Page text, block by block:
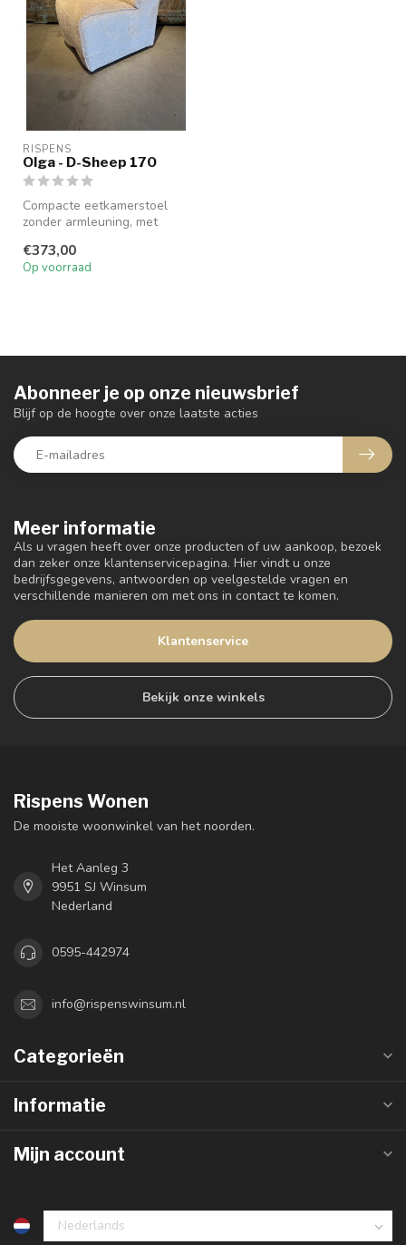
RISPENS
Olga - D-Sheep 170
Compacte eetkamerstoel
zonder armleuning, met
Uitgevoerd in...
€373,00
Op voorraad
Meer informatie
Als u vragen heeft over onze producten of uw aankoop, bezoek
dan zeker onze klantenservicepagina. Hier vindt u onze
bedrijfsgegevens, antwoorden op veelgestelde vragen en
verschillende manieren om met ons in contact te komen.
Klantenservice
Bekijk onze winkels
Abonneer je op onze nieuwsbrief
Blijf op de hoogte over onze laatste acties
Rispens Wonen
De mooiste woonwinkel van het noorden.
Het Aanleg 3
9951 SJ Winsum
Nederland
0595-442974
info@rispenswinsum.nl
Categorieën
Informatie
Mijn account